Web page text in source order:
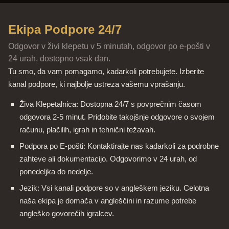
Ekipa Podpore 24/7
Odgovor v živi klepetu v 5 minutah, odgovor po e-pošti v
24 urah, dostopno vsak dan.
Tu smo, da vam pomagamo, kadarkoli potrebujete. Izberite
kanal podpore, ki najbolje ustreza vašemu vprašanju.
Živa Klepetalnica: Dostopna 24/7 s povprečnim časom
odgovora 2-5 minut. Pridobite takojšnje odgovore o svojem
računu, plačilih, igrah in tehnični težavah.
Podpora po E-pošti: Kontaktirajte nas kadarkoli za podrobne
zahteve ali dokumentacijo. Odgovorimo v 24 urah, od
ponedeljka do nedelje.
Jezik: Vsi kanali podpore so v angleškem jeziku. Celotna
naša ekipa je domača v angleščini in razume potrebe
angleško govorečih igralcev.